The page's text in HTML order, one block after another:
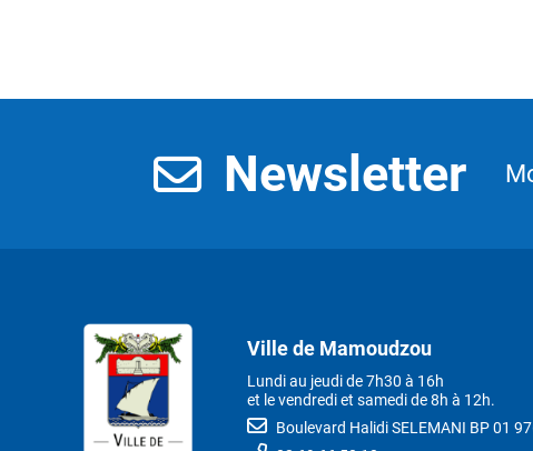
Newsletter
Ville de Mamoudzou
Lundi au jeudi de 7h30 à 16h
et le vendredi et samedi de 8h à 12h.
Boulevard Halidi SELEMANI BP 01